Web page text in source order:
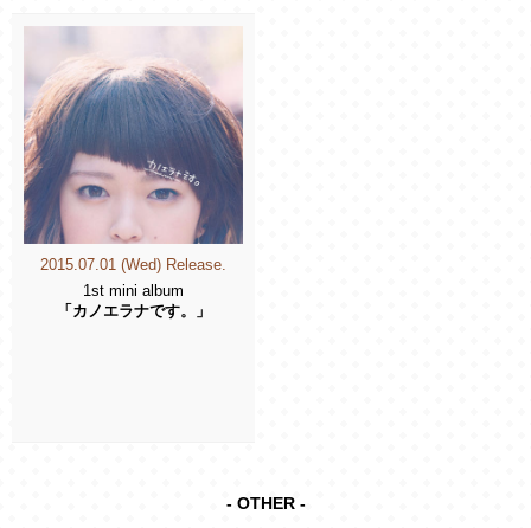
2015.07.01 (Wed) Release.
1st mini album
「カノエラナです。」
- OTHER -